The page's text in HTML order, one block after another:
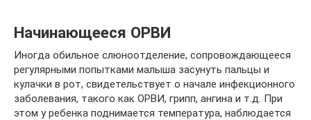
Начинающееся ОРВИ
Иногда обильное слюноотделение, сопровождающееся
регулярными попытками малыша засунуть пальцы и
кулачки в рот, свидетельствует о начале инфекционного
заболевания, такого как ОРВИ, грипп, ангина и т.д. При
этом у ребенка поднимается температура, наблюдается